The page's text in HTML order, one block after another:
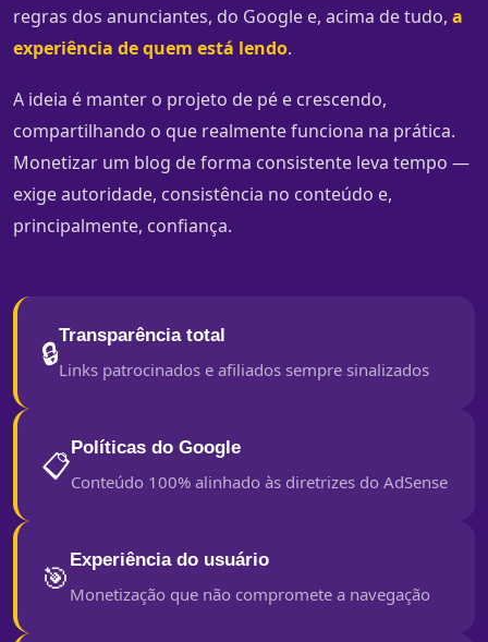
regras dos anunciantes, do Google e, acima de tudo, a
experiência de quem está lendo.
A ideia é manter o projeto de pé e crescendo,
compartilhando o que realmente funciona na prática.
Monetizar um blog de forma consistente leva tempo —
exige autoridade, consistência no conteúdo e,
principalmente, confiança.
🔒Transparência total
Links patrocinados e afiliados sempre sinalizados
📋Políticas do Google
Conteúdo 100% alinhado às diretrizes do AdSense
🎯 Experiência do usuário
Monetização que não compromete a navegação